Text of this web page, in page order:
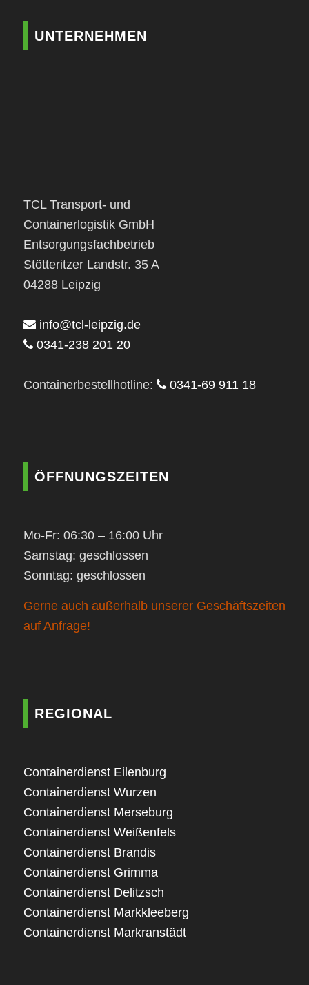
UNTERNEHMEN
TCL Transport- und
Containerlogistik GmbH
Entsorgungsfachbetrieb
Stötteritzer Landstr. 35 A
04288 Leipzig
info@tcl-leipzig.de
0341-238 201 20
Containerbestellhotline: 0341-69 911 18
ÖFFNUNGSZEITEN
Mo-Fr: 06:30 – 16:00 Uhr
Samstag: geschlossen
Sonntag: geschlossen
Gerne auch außerhalb unserer Geschäftszeiten
auf Anfrage!
REGIONAL
Containerdienst Eilenburg
Containerdienst Wurzen
Containerdienst Merseburg
Containerdienst Weißenfels
Containerdienst Brandis
Containerdienst Grimma
Containerdienst Delitzsch
Containerdienst Markkleeberg
Containerdienst Markranstädt